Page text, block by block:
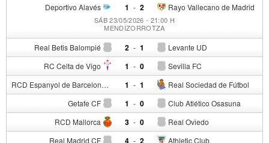
Deportivo Alavés 1 - Rayo Vallecano de Madrid
2
SÁB 23/05/2026 - 21:00 H
MENDIZORROTZA
Real Betis Balompié 2 - Levante UD
1
RC Celta de Vigo 1 - Sevilla FC
0
RCD Espanyol de Barcelona 1 - Real Sociedad de Fútbol
1
Getafe CF 1 - Club Atlético Osasuna
0
RCD Mallorca 3 - Real Oviedo
0
Real Madrid CF 4 - Athletic Club
2